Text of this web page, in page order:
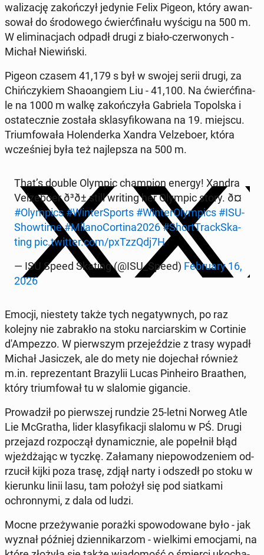
wa­li­za­cję za­koń­czył jedynie Felix Pigeon, który awan­
so­wał do śro­do­we­go ćwierć­fi­na­łu wyścigu na 500 m.
W eli­mi­na­cjach odpadł drugi z biało-czer­wo­nych -
Michał Nie­wiń­ski.
Pigeon czasem 41,179 s był w swojej serii drugi, za
Chiń­czy­kiem Sha­oan­giem Liu - 41,100. Na ćwierć­fi­na­
le na 1000 m walkę za­koń­czy­ła Ga­brie­la To­pol­ska i
osta­tecz­nie została skla­sy­fi­ko­wa­na na 19. miejscu.
Trium­fo­wa­ła Ho­len­der­ka Xandra Vel­ze­bo­er, która
wcze­śniej była też naj­lep­sza na 500 m.
That’s double Olympic cham­pion energy! Xandra
Vel­ze­bo­er ð³ð± still writing her Olympic story. ð¤
#Olym­pics #Win­ter­Sports #Win­te­rO­lym­pics #ISU­
Show­ti­me#Mi­la­no­Cor­ti­na2026#Short­Track­Ska­
ting pic.twitter.com/pxTz­zQdj7H
— ISU Speed Skating (@ISU_Speed) Fe­bru­ary 16,
2026
Emocji, nie­ste­ty także tych ne­ga­tyw­nych, po raz
kolejny nie za­bra­kło na stoku nar­ciar­skim w Cor­ti­nie
d'Am­pez­zo. W pierw­szym prze­jeź­dzie z trasy wypadł
Michał Ja­si­czek, ale do mety nie do­je­chał również
m.in. re­pre­zen­tant Bra­zy­lii Lucas Pin­he­iro Bra­athen,
który trium­fo­wał tu w sla­lo­mie gi­gan­cie.
Pro­wa­dził po pierw­szej rundzie 25-letni Norweg Atle
Lie McGra­tha, lider kla­sy­fi­ka­cji slalomu w PŚ. Drugi
prze­jazd roz­po­czął dy­na­micz­nie, ale po­peł­nił błąd
wjeż­dża­jąc w tyczkę. Za­ła­ma­ny nie­po­wo­dze­niem od­
rzu­cił kijki poza trasę, zdjął narty i odszedł po stoku w
kie­run­ku linii lasu, tam położył się pod siat­ka­mi
ochron­ny­mi, z dala od ludzi.
Mocne prze­ży­wa­nie porażki spo­wo­do­wa­ne było - jak
wyznał później dzien­ni­ka­rzom - wiel­ki­mi emo­cja­mi, na